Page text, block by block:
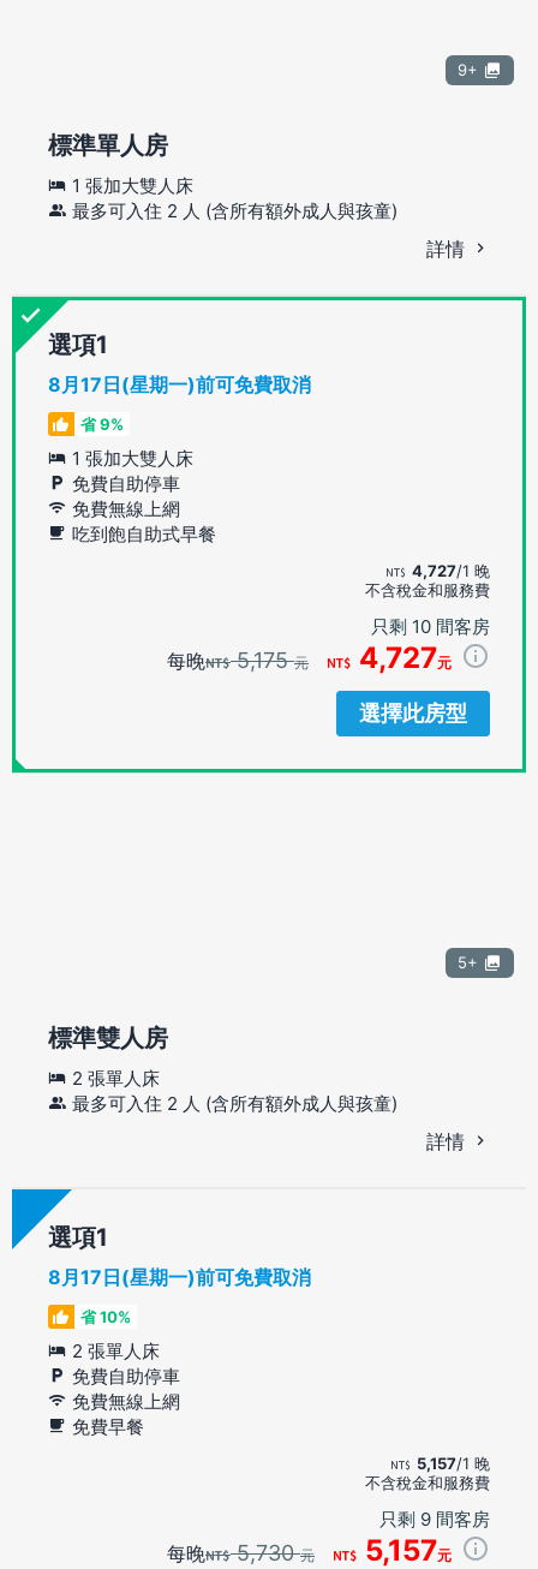
9+
標準單人房
1 張加大雙人床
最多可入住 2 人 (含所有額外成人與孩童)
詳情
選項
8月17日(星期一)前可免費取消
省 9%
1 張加大雙人床
免費自助停車
免費無線上網
吃到飽自助式早餐
4,727/1 晚
不含稅金和服務費
只剩 10 間客房
每晚 5,175元 4,727元
選擇此房型
5+
標準雙人房
2 張單人床
最多可入住 2 人 (含所有額外成人與孩童)
詳情
選項
8月17日(星期一)前可免費取消
省 10%
2 張單人床
免費自助停車
免費無線上網
免費早餐
5,157/1 晚
不含稅金和服務費
只剩 9 間客房
每晚 5,730元 5,157元